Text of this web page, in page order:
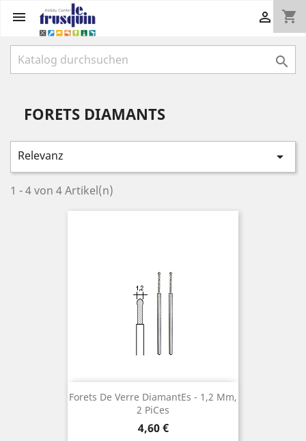
 shopping_cart


FORETS DIAMANTS
Relevanz 
1 - 4 von 4 Artikel(n)
Forets De Verre Diamantes ¯ 1,2 Mm,
2 Pices
Preis
4,60 €